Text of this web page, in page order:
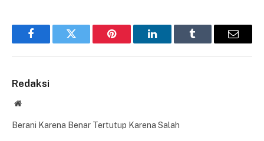
FacebookTwitter Pinterest LinkedInTumblr Email
Redaksi
Website
Berani Karena Benar Tertutup Karena Salah